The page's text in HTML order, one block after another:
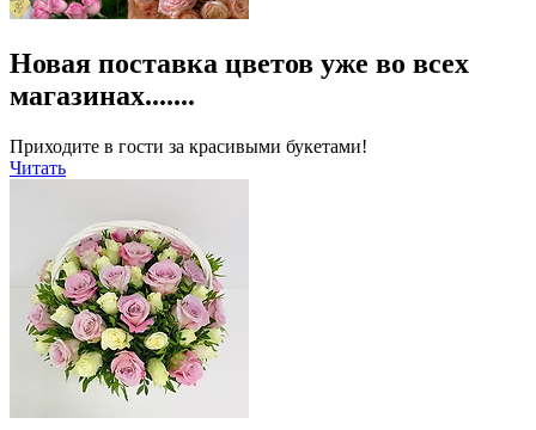
Новая поставка цветов уже во всех
магазинах.......
Приходите в гости за красивыми букетами!
Читать